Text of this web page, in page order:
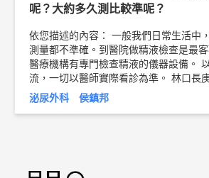
呢？大約多久測比較準呢？
依您描述的內容： 一般我們日常生活中
測量都不準確。到醫院做精液檢查是最
醫療機構有專門檢查精液的儀器設備。 以上純係觀念交
流，一切以醫師實際看診為準。 林口長庚紀念醫院 泌尿外
http://
泌尿外科 侯鎮邦